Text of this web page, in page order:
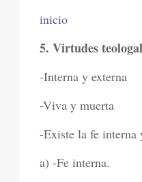
inicio
5. Virtudes
-Interna y externa
-Viva y muerta
-Existe la fe interna
a) -Fe interna.